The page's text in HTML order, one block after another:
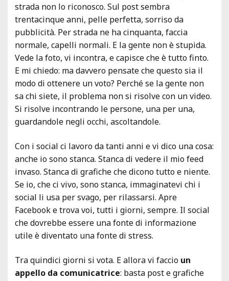
strada non lo riconosco. Sul post sembra
trentacinque anni, pelle perfetta, sorriso da
pubblicità. Per strada ne ha cinquanta, faccia
normale, capelli normali. E la gente non è stupida.
Vede la foto, vi incontra, e capisce che è tutto finto.
E mi chiedo: ma davvero pensate che questo sia il
modo di ottenere un voto? Perché se la gente non
sa chi siete, il problema non si risolve con un video.
Si risolve incontrando le persone, una per una,
guardandole negli occhi, ascoltandole.
Con i social ci lavoro da tanti anni e vi dico una cosa:
anche io sono stanca. Stanca di vedere il mio feed
invaso. Stanca di grafiche che dicono tutto e niente.
Se io, che ci vivo, sono stanca, immaginatevi chi i
social li usa per svago, per rilassarsi. Apre
Facebook e trova voi, tutti i giorni, sempre. Il social
che dovrebbe essere una fonte di informazione
utile è diventato una fonte di stress.
Tra quindici giorni si vota. E allora vi faccio un
appello da comunicatrice: basta post e grafiche